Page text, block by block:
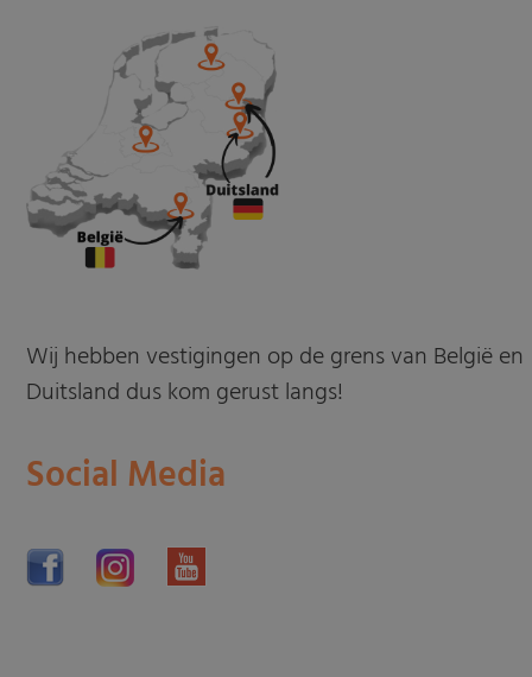
Wij hebben vestigingen op de grens van België en
Duitsland dus kom gerust langs!
Social Media